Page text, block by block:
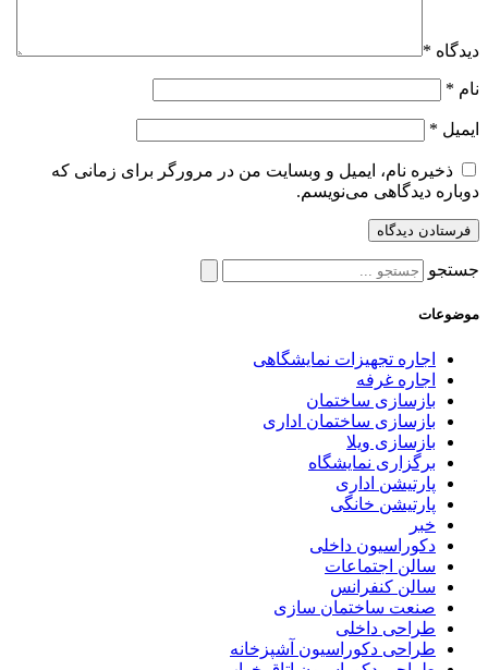
دیدگاه *
نام *
ایمیل *
ذخیره نام، ایمیل و وبسایت من در مرورگر برای زمانی که
دوباره دیدگاهی می‌نویسم.
جستجو
موضوعات
اجاره تجهیزات نمایشگاهی
اجاره غرفه
بازسازی ساختمان
بازسازی ساختمان اداری
بازسازی ویلا
برگزاری نمایشگاه
پارتیشن اداری
پارتیشن خانگی
خبر
دکوراسیون داخلی
سالن اجتماعات
سالن کنفرانس
صنعت ساختمان سازی
طراحی داخلی
طراحی دکوراسیون آشپزخانه